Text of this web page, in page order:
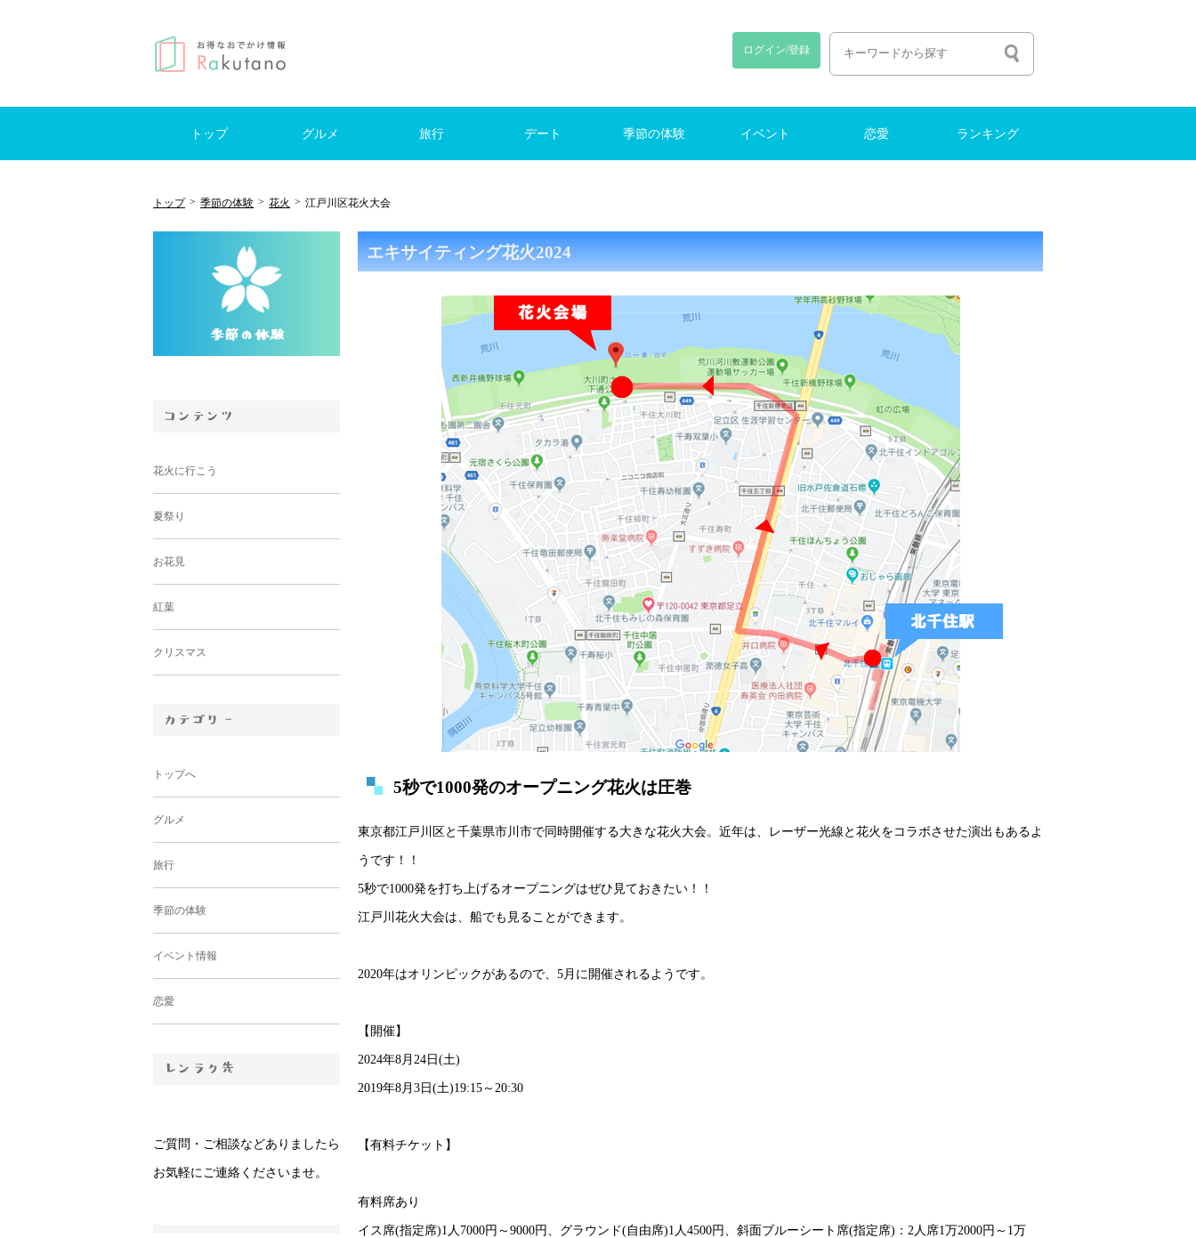
ログイン/登録
トップ グルメ 旅行 デート 季節の体験 イベント 恋愛 ランキング
トップ > 季節の体験 > 花火 > 江戸川区花火大会
花火に行こう
夏祭り
お花見
紅葉
クリスマス
トップへ
グルメ
旅行
季節の体験
イベント情報
恋愛
ご質問・ご相談などありましたら
お気軽にご連絡くださいませ。
エキサイティング花火2024
5秒で1000発のオープニング花火は圧巻
東京都江戸川区と千葉県市川市で同時開催する大きな花火大会。近年は、レーザー光線と花火をコラボさせた演出もあるよ
うです！！
5秒で1000発を打ち上げるオープニングはぜひ見ておきたい！！
江戸川花火大会は、船でも見ることができます。
2020年はオリンピックがあるので、5月に開催されるようです。
【開催】
2024年8月24日(土)
2019年8月3日(土)19:15～20:30
【有料チケット】
有料席あり
イス席(指定席)1人7000円～9000円、グラウンド(自由席)1人4500円、斜面ブルーシート席(指定席)：2人席1万2000円～1万